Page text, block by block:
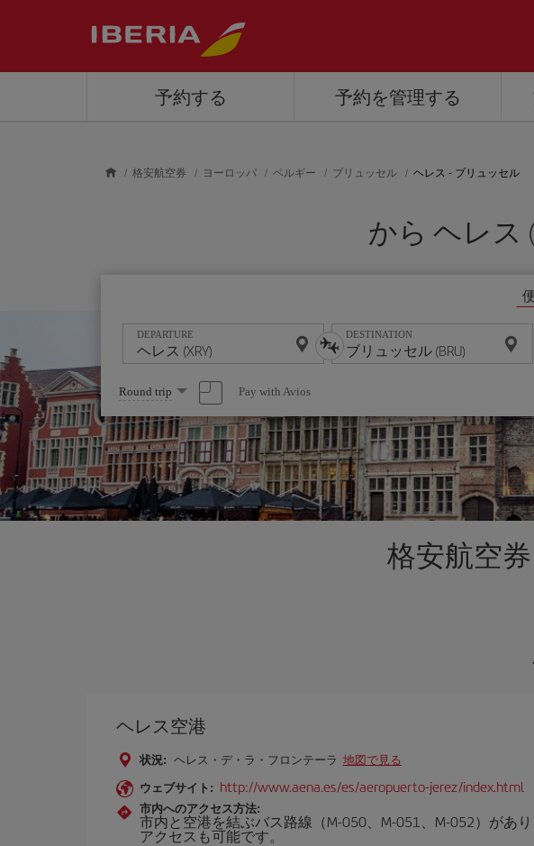
予約する 予約を管理する
格安航空券 ヨーロッパ ベルギー ブリュッセル ヘレス - ブリュッセル
から ヘレス
DEPARTURE DESTINATION
Select
one
option
Round trip Pay with Avios
格安航空
ヘレス空港
状況: ヘレス・デ・ラ・フロンテーラ 地図で見る
ウェブサイト: http://www.aena.es/es/aeropuerto-jerez/index.html
市内へのアクセス方法:
市内と空港を結ぶバス路線（M-050、M-051、M-052）があ
アクセスも可能です。